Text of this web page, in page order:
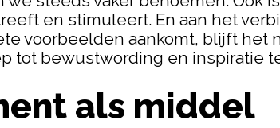
en stimuleert. En aan het
voorbeelden aankomt, blijft
tot bewustwording en inspiratie
als middel